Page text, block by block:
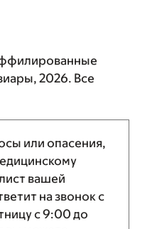
2026. Все
или опасения,
вашей
на звонок с
с9:00 до